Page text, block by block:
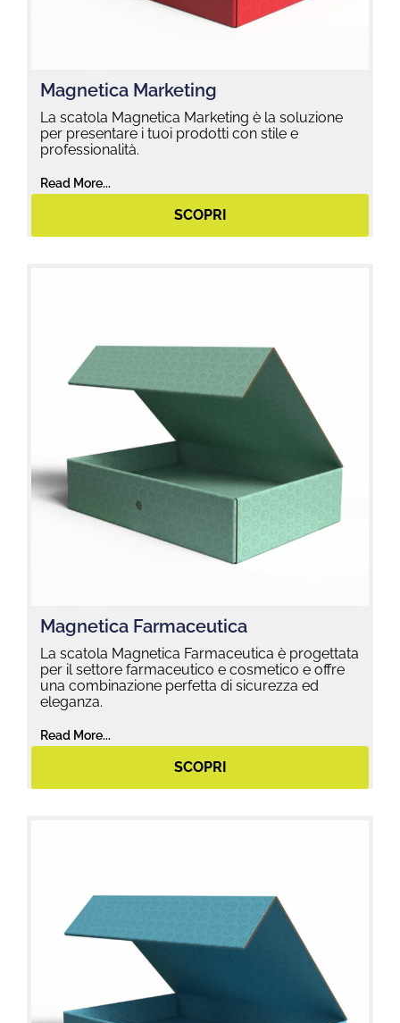
Magnetica Marketing
La scatola Magnetica Marketing è la soluzione
per presentare i tuoi prodotti con stile e
professionalità.
Read More...
SCOPRI
Magnetica Farmaceutica
La scatola Magnetica Farmaceutica è progettata
per il settore farmaceutico e cosmetico e offre
una combinazione perfetta di sicurezza ed
eleganza.
Read More...
SCOPRI